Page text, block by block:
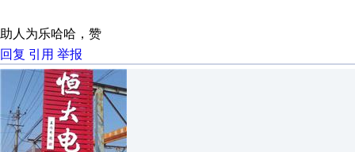
助人为乐哈哈，赞
回复 引用 举报